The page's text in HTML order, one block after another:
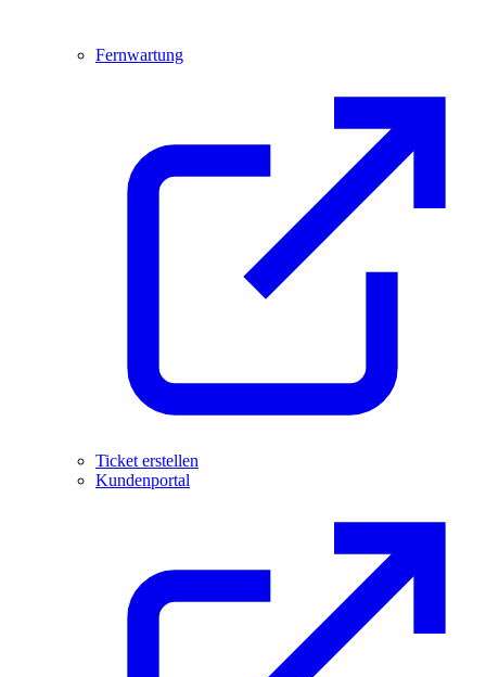
Fernwartung
Ticket erstellen
Kundenportal